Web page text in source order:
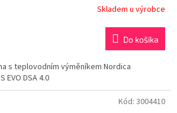
Skladem u výrobce
Do košíka
s teplovodním výměníkem Nordica
EVO DSA 4.0
Kód: 3004410